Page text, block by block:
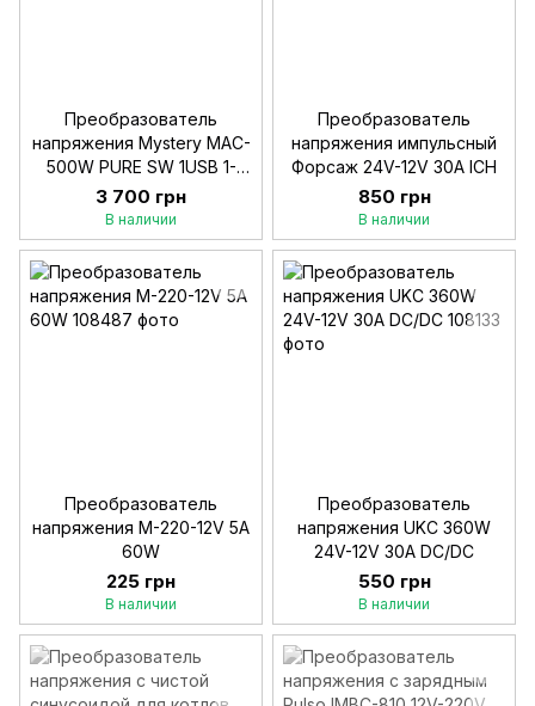
Преобразователь
напряжения Mystery MAC-
500W PURE SW 1USB 1-
Розетка (прав. синусоид)
3 700 грн
В наличии
Преобразователь
напряжения импульсный
Форсаж 24V-12V 30А ІСН
850 грн
В наличии
Преобразователь
напряжения M-220-12V 5A
60W
225 грн
В наличии
Преобразователь
напряжения UKC 360W
24V-12V 30А DC/DC
550 грн
В наличии